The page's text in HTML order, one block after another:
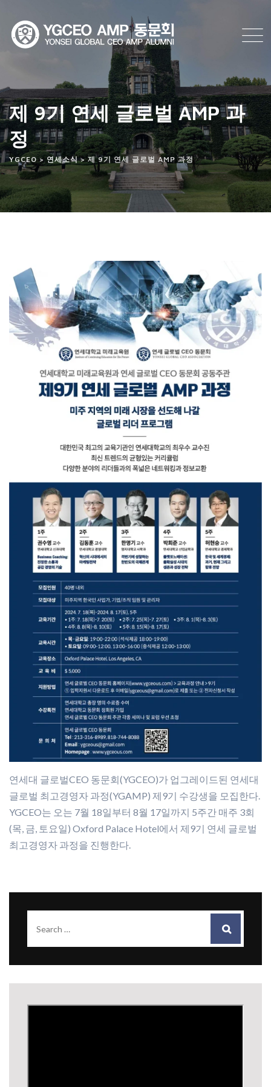
content
제 9기 연세 글로벌 AMP 과
정
YGCEO> 연세소식>제 9기 연세 글로벌 AMP 과정
연세대 글로벌CEO 동문회(YGCEO)가 업그레이드된 연세대
글로벌 최고경영자 과정(YGAMP) 제9기 수강생을 모집한다.
YGCEO는 오는 7월 18일부터 8월 17일까지 5주간 매주 3회
(목, 금, 토요일) Oxford Palace Hotel에서 제9기 연세 글로벌
최고경영자 과정을 진행한다.